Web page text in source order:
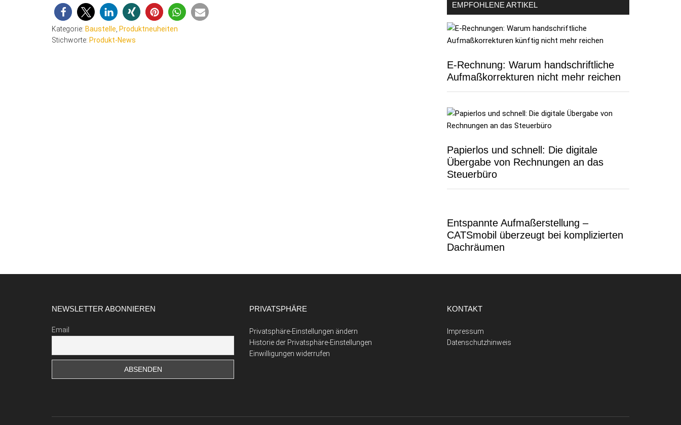
Kategorie: Baustelle Produktneuheiten
Stichworte: Produkt-News
EMPFOHLENE ARTIKEL
E-Rechnung: Warum handschriftliche
Aufmaßkorrekturen nicht mehr reichen
Papierlos und schnell: Die digitale
Übergabe von Rechnungen an das
Steuerbüro
Entspannte Aufmaßerstellung –
CATSmobil überzeugt bei komplizierten
Dachräumen
NEWSLETTER ABONNIEREN
Email
PRIVATSPHÄRE
Privatsphäre-Einstellungen ändern
Historie der Privatsphäre-Einstellungen
Einwilligungen widerrufen
KONTAKT
Impressum
Datenschutzhinweis